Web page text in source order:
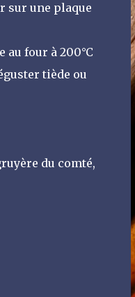
sur une plaque
au four à 200°C
tiède ou
du comté,